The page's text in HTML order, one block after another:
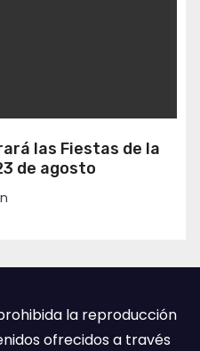
las Fiestas de la
de agosto
la reproducción
ofrecidos a través